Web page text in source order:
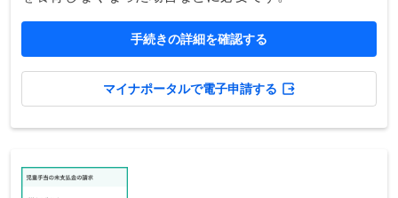
手続きの詳細を確認する
マイナポータルで電子申請する